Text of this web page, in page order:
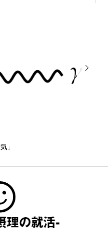
くM1 mac book proを使ってみ
